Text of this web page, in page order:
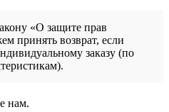
«О защите прав
принять возврат, если
заказу (по
нам.